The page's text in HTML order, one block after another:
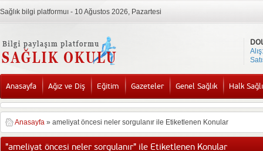
Sağlık bilgi platformuı - 10 Ağustos 2026, Pazartesi
Alış:
Anasayfa Ağız ve Diş Eğitim Gazeteler Genel Sağlık Halk
Anasayfa » ameliyat öncesi neler sorgulanır ile Etiketlenen Konular
"ameliyat öncesi neler sorgulanır" ile Etiketlenen Konular